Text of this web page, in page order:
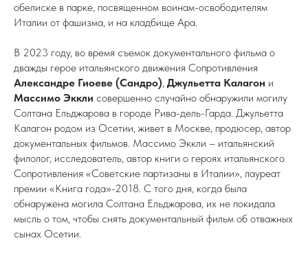
обелиске в парке, посвященном воинам-освободителям
Италии от фашизма, и на кладбище Ара.
В 2023 году, во время съемок документального фильма о
дважды герое итальянского движения Сопротивления
Александре Гиоеве (Сандро), Джульетта Калагон и
Массимо Эккли совершенно случайно обнаружили могилу
Солтана Ельджарова в городе Рива-дель-Гарда. Джульетта
Калагон родом из Осетии, живет в Москве, продюсер, автор
документальных фильмов. Массимо Эккли – итальянский
филолог, исследователь, автор книги о героях итальянского
Сопротивления «Советские партизаны в Италии», лауреат
премии «Книга года»-2018. С того дня, когда была
обнаружена могила Солтана Ельджарова, их не покидала
мысль о том, чтобы снять документальный фильм об отважных
сынах Осетии.